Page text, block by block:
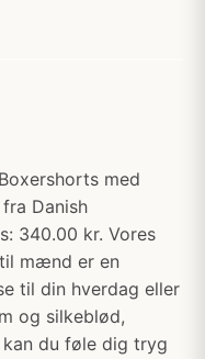
med
Danish
340.00 kr. Vores
mænd er en
til din hverdag eller
og silkeblød,
du føle dig tryg